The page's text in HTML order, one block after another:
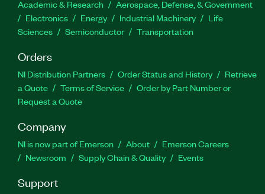
Academic & Research
Aerospace, Defense, & Government
Electronics
Energy Industrial Machinery
Life
Sciences
Semiconductor Transportation
Orders
NI Distribution Partners Order Status and History
Retrieve
a Quote
Terms of Service
Order by Part Number or
Request a Quote
Company
NI is now part of Emerson About
Emerson Careers
Newsroom
Supply Chain & Quality Events
Support